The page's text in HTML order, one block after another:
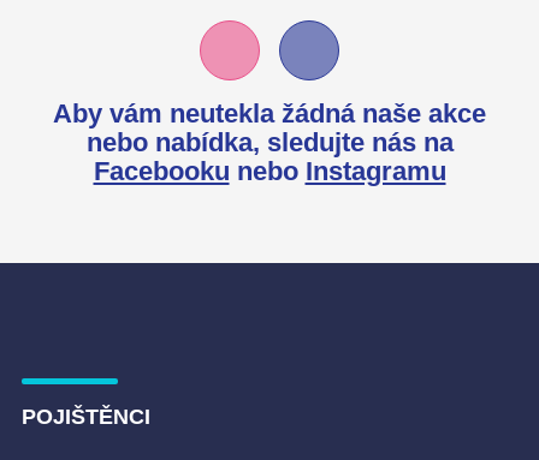
Aby vám neutekla žádná naše akce
nebo nabídka, sledujte nás na
Facebooku nebo Instagramu
POJIŠTĚNCI